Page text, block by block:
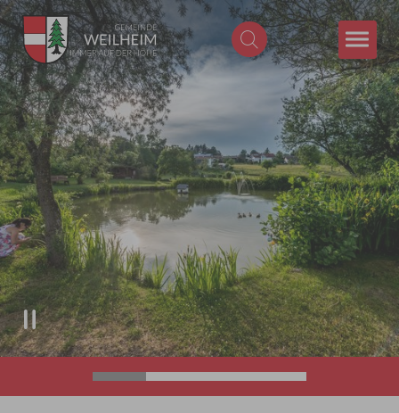
Zum Hauptinhalt springen